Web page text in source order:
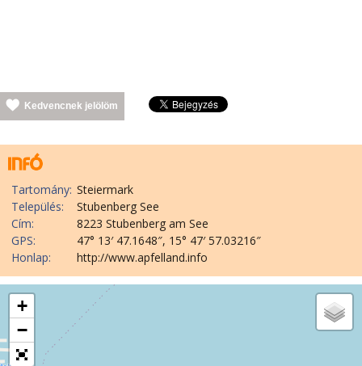
Kedvencnek jelölöm
Tartomány: Steiermark
Település:
Stubenberg See
Cím:
8223 Stubenberg am See
GPS:
47° 13′ 47.1648″, 15° 47′ 57.03216″
Honlap:
http://www.apfelland.info
+
−